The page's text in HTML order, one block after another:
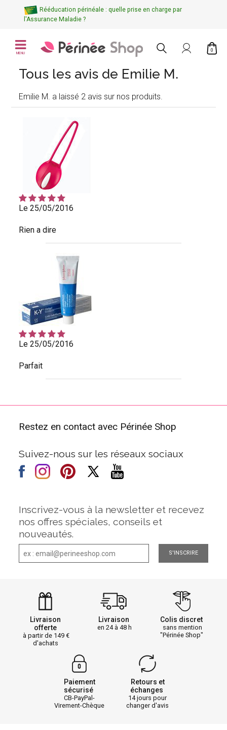
Rééducation périnéale : quelle prise en charge par
l'Assurance Maladie ?
MENU
0
Tous les avis de Emilie M.
Emilie M. a laissé 2 avis sur nos produits.
Le 25/05/2016
Rien a dire
Le 25/05/2016
Parfait
Restez en contact avec Périnée Shop
Suivez-nous sur les réseaux sociaux
Inscrivez-vous à la newsletter et recevez
nos offres spéciales, conseils et
nouveautés.
S'INSCRIRE
Livraison
offerte
à partir de 149
d'achats
Livraison
en 24 à 48 h
Colis discret
sans mention
"Périnée Shop"
Paiement
sécurisé
CB-PayPal-
Virement-Chèque
Retours et
échanges
14 jours pour
changer d'avis